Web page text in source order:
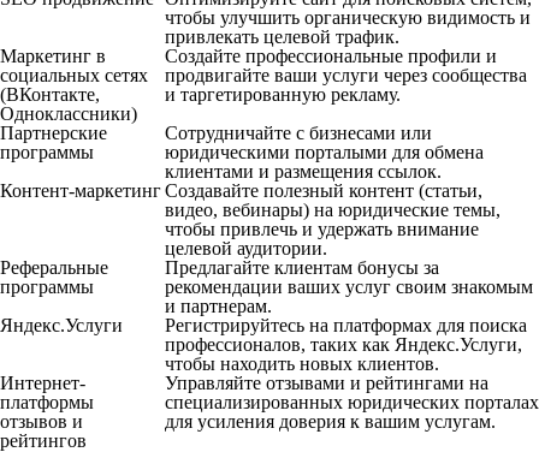
чтобы улучшить органическую видимость и
привлекать целевой трафик.
Маркетинг в
социальных сетях
(ВКонтакте,
Одноклассники)
Создайте профессиональные профили и
продвигайте ваши услуги через сообщества
и таргетированную рекламу.
Партнерские
программы
Сотрудничайте с бизнесами или
юридическими порталыми для обмена
клиентами и размещения ссылок.
Контент-маркетингСоздавайте полезный контент (статьи,
видео, вебинары) на юридические темы,
чтобы привлечь и удержать внимание
целевой аудитории.
Реферальные
программы
Предлагайте клиентам бонусы за
рекомендации ваших услуг своим знакомым
и партнерам.
Яндекс.Услуги
Регистрируйтесь на платформах для поиска
профессионалов, таких как Яндекс.Услуги,
чтобы находить новых клиентов.
Интернет-
платформы
отзывов и
рейтингов
Управляйте отзывами и рейтингами на
специализированных юридических порталах
для усиления доверия к вашим услугам.